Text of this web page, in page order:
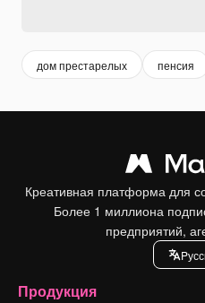
дом престарелых пенсия
Креативная платформа для
Более 1 миллиона
предприятий,
Продукция